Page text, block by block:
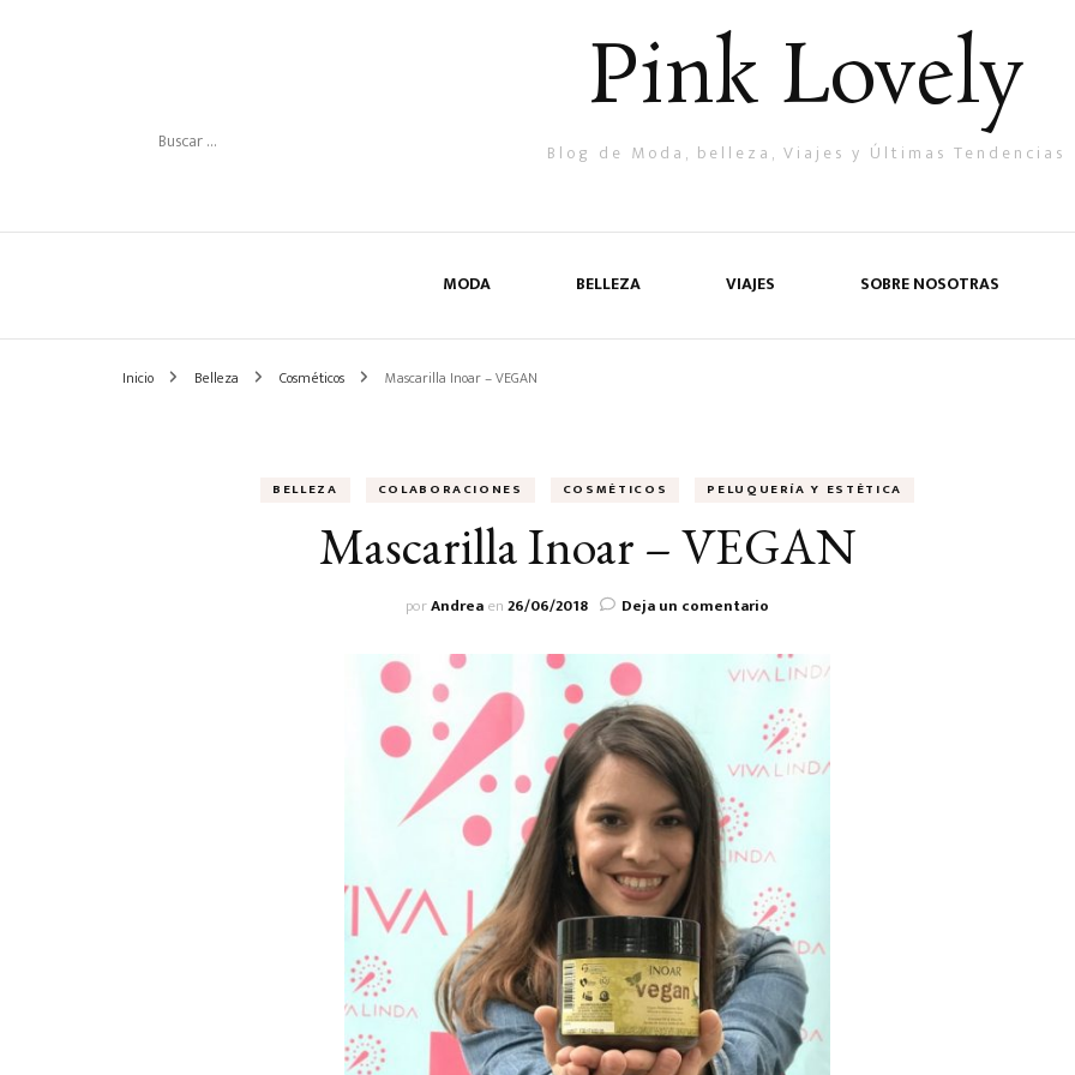
Buscar:
Pink Lovely
Blog de Moda, belleza, Viajes y Últimas Tendencias
MODA BELLEZA VIAJES SOBRE NOSOTRAS
Inicio Belleza Cosméticos Mascarilla Inoar – VEGAN
BELLEZA COLABORACIONES COSMÉTICOS PELUQUERÍA Y ESTÉTICA
Mascarilla Inoar – VEGAN
porAndreaen26/06/2018 Deja un comentario
Inoar
–
VEGAN